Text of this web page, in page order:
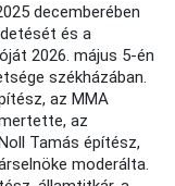
decemberében
és a
2026. május 5-én
székházában.
az MMA
az
Tamás építész,
moderálta.